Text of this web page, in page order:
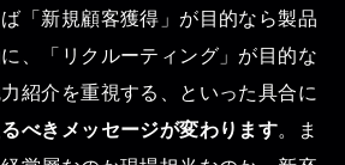
「新規顧客獲得」が目的なら製品
、「リクルーティング」が目的な
紹介を重視する、といった具合に
べきメッセージが変わります 。ま